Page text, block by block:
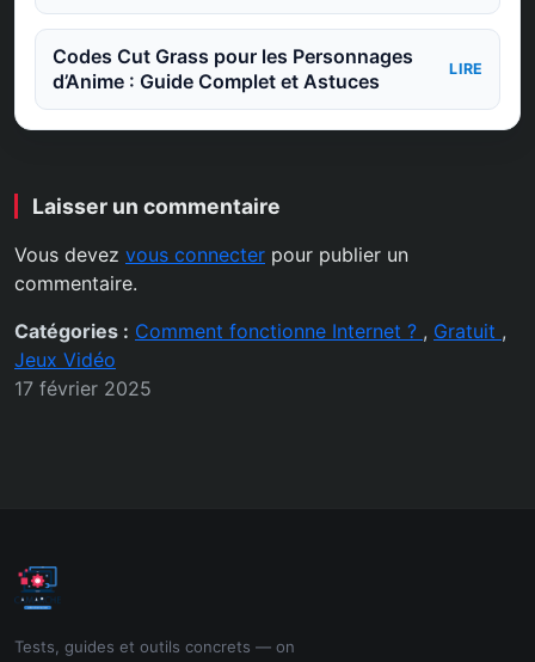
Codes Cut Grass pour les Personnages
d’Anime : Guide Complet et Astuces
LIRE
Laisser un commentaire
Vous devez vous connecter pour publier un
commentaire.
Catégories : Comment fonctionne Internet ? , Gratuit ,
Jeux Vidéo
17 février 2025
Tests, guides et outils concrets — on